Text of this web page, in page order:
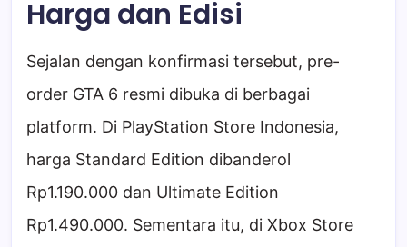
Harga dan Edisi
Sejalan dengan konfirmasi tersebut, pre-
order GTA 6 resmi dibuka di berbagai
platform. Di PlayStation Store Indonesia,
harga Standard Edition dibanderol
Rp1.190.000 dan Ultimate Edition
Rp1.490.000. Sementara itu, di Xbox Store